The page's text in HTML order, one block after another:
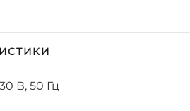
В, 50 Гц